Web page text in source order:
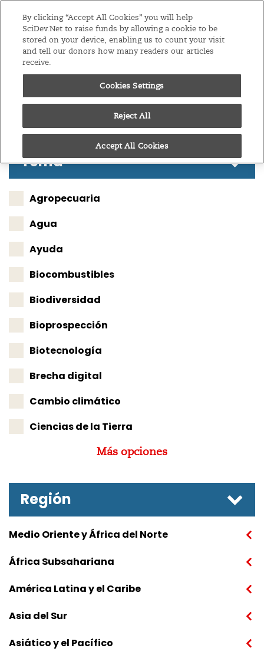
Menú
EdicionesAmérica Latina y el Caribe
Siga estos resultados
Tema
Agropecuaria
Agua
Ayuda
Biocombustibles
Biodiversidad
Bioprospección
Biotecnología
Brecha digital
Cambio climático
Ciencias de la Tierra
Más opciones
Región
Medio Oriente y África del Norte
África Subsahariana
América Latina y el Caribe
Asia del Sur
Asiático y el Pacífico
By clicking “Accept All Cookies” you will help
SciDev.Net to raise funds by allowing a cookie to be
stored on your device, enabling us to count your visit
and tell our donors how many readers our articles
receive.
Cookies Settings
Reject All
Accept All Cookies